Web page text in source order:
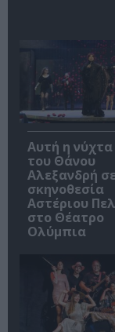
Αυτή η νύχτα
του Θάνου
Αλεξανδρή
σκηνοθεσία
Αστέριου
στο Θέατρο
Ολύμπια